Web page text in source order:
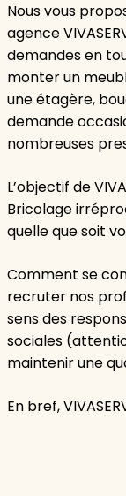
Nous vous
agence
demandes en
monter un
une étagère,
demande
nombreuses
L’objectif de
Bricolage
quelle que soit
Comment se
recruter nos
sens des
sociales
maintenir une
En bref,